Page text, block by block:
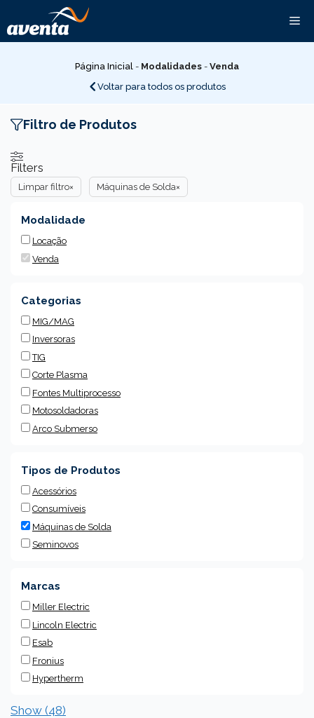
para
o
Página Inicial - Modalidades - Venda
Voltar para todos os produtos
Filtro de Produtos
Filters
Limpar filtro× Máquinas de Solda×
Modalidade
Locação
Venda
Categorias
MIG/MAG
Inversoras
TIG
Corte Plasma
Fontes Multiprocesso
Motosoldadoras
Arco Submerso
Tipos de Produtos
Acessórios
Consumíveis
Máquinas de Solda
Seminovos
Marcas
Miller Electric
Lincoln Electric
Esab
Fronius
Hypertherm
Show (48)